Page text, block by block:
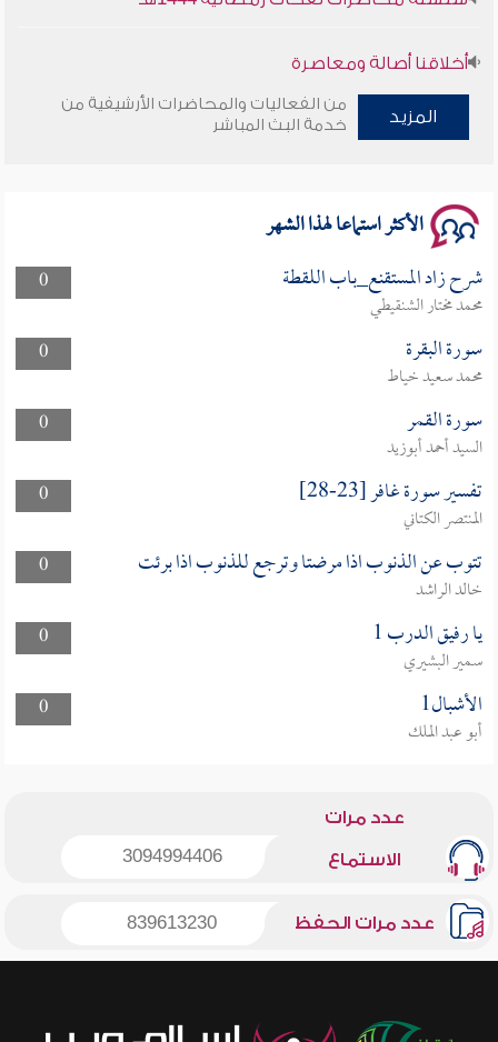
أخلاقنا أصالة ومعاصرة
وأمنهم من خوف 9
المزيد
من الفعاليات والمحاضرات الأرشيفية من
خدمة البث المباشر
الأكثر استماعا لهذا الشهر
0 شرح زاد المستقنع_باب اللقطة
محمد مختار الشنقيطي
0
سورة البقرة
محمد سعيد خياط
0
سورة القمر
السيد أحمد أبوزيد
0
تفسير سورة غافر [23-28]
المنتصر الكتاني
0
تتوب عن الذنوب اذا مرضتا وترجع للذنوب اذا برئت
خالد الراشد
0
يا رفيق الدرب 1
سمير البشيري
0
الأشبال1
أبو عبد الملك
عدد مرات
الاستماع 3094994406
عدد مرات الحفظ 839613230